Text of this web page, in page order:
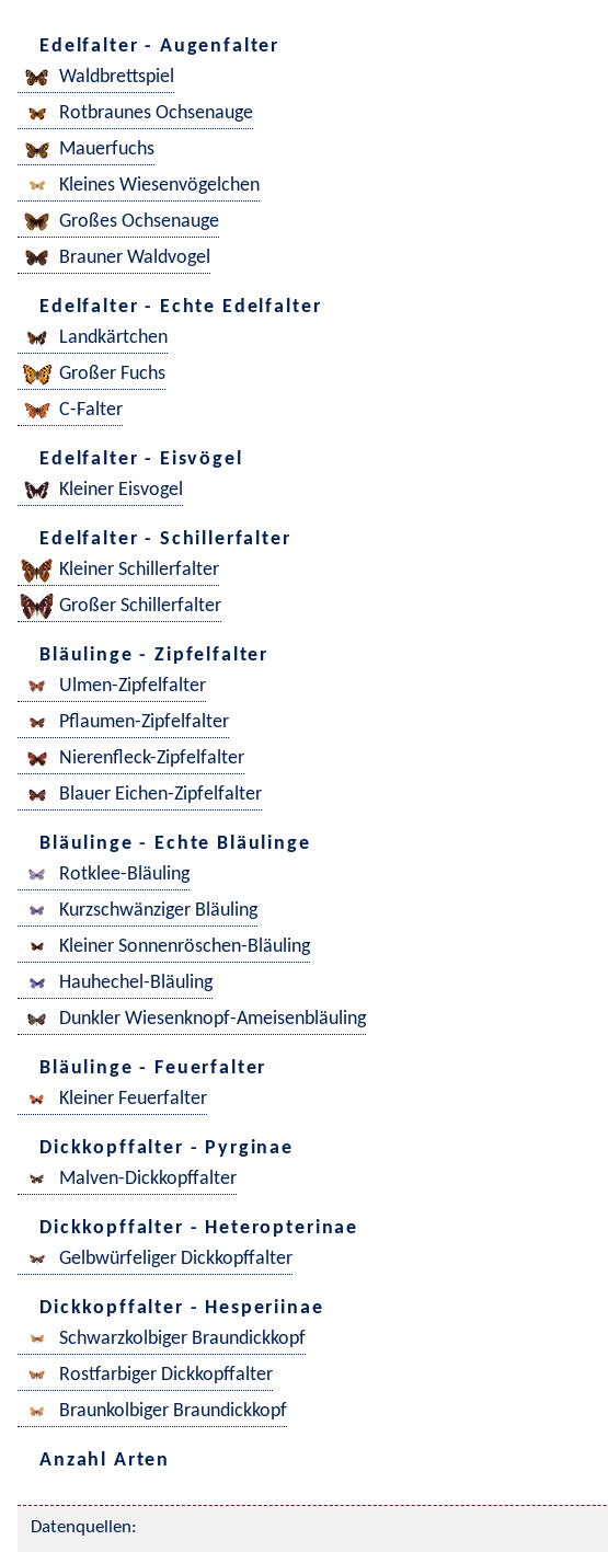
Edelfalter - Augenfalter
Waldbrettspiel
Rotbraunes Ochsenauge
Mauerfuchs
Kleines Wiesenvögelchen
Großes Ochsenauge
Brauner Waldvogel
Edelfalter - Echte Edelfalter
Landkärtchen
Großer Fuchs
C-Falter
Edelfalter - Eisvögel
Kleiner Eisvogel
Edelfalter - Schillerfalter
Kleiner Schillerfalter
Großer Schillerfalter
Bläulinge - Zipfelfalter
Ulmen-Zipfelfalter
Pflaumen-Zipfelfalter
Nierenfleck-Zipfelfalter
Blauer Eichen-Zipfelfalter
Bläulinge - Echte Bläulinge
Rotklee-Bläuling
Kurzschwänziger Bläuling
Kleiner Sonnenröschen-Bläuling
Hauhechel-Bläuling
Dunkler Wiesenknopf-Ameisenbläuling
Bläulinge - Feuerfalter
Kleiner Feuerfalter
Dickkopffalter - Pyrginae
Malven-Dickkopffalter
Dickkopffalter - Heteropterinae
Gelbwürfeliger Dickkopffalter
Dickkopffalter - Hesperiinae
Schwarzkolbiger Braundickkopf
Rostfarbiger Dickkopffalter
Braunkolbiger Braundickkopf
Anzahl Arten
Datenquellen: